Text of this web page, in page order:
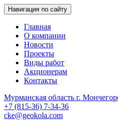
Навигация по сайту
Главная
О компании
Новости
Проекты
Виды работ
Акционерам
Контакты
Геологоразведка, Мончегорск
Центрально-Кольская Экспедиция
Мурманская область г.
+7 (815-36) 7-34-36
cke@geokola.com